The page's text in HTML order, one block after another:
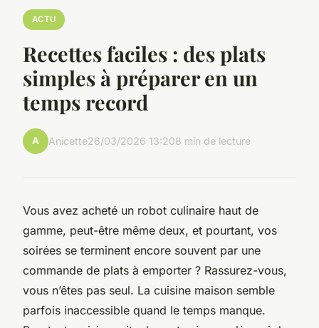
ACTU
Recettes faciles : des plats
simples à préparer en un
temps record
A Anicette26/03/2026 13:208 min de lecture
Vous avez acheté un robot culinaire haut de
gamme, peut-être même deux, et pourtant, vos
soirées se terminent encore souvent par une
commande de plats à emporter ? Rassurez-vous,
vous n’êtes pas seul. La cuisine maison semble
parfois inaccessible quand le temps manque.